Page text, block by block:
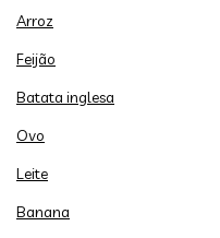
Arroz
Feijão
Batata inglesa
Ovo
Leite
Banana